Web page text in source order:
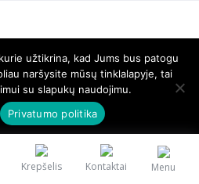
Krepšelis Kontaktai Menu
užtikrina, kad Jums bus patogu
naršysite mūsų tinklalapyje, tai
su slapukų naudojimu.
Privatumo politika